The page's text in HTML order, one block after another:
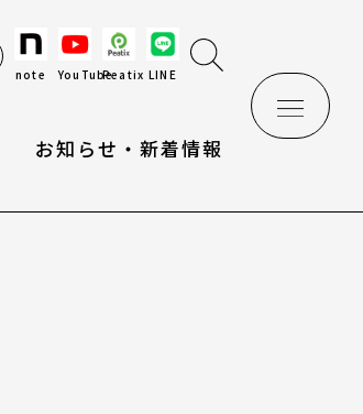
note YouTubePeatix LINE
お知らせ・新着情報